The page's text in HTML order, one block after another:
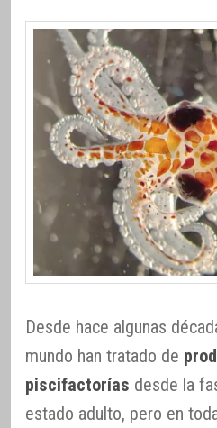
Desde hace algunas
mundo han tratado de
piscifactorías desde la
estado adulto, pero en